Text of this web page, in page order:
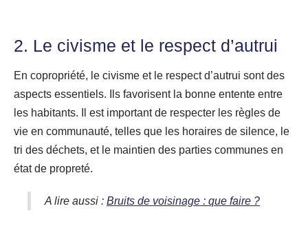
2. Le civisme et le respect d’autrui
En copropriété, le civisme et le respect d’autrui sont des
aspects essentiels. Ils favorisent la bonne entente entre
les habitants. Il est important de respecter les règles de
vie en communauté, telles que les horaires de silence, le
tri des déchets, et le maintien des parties communes en
état de propreté.
A lire aussi : Bruits de voisinage : que faire ?